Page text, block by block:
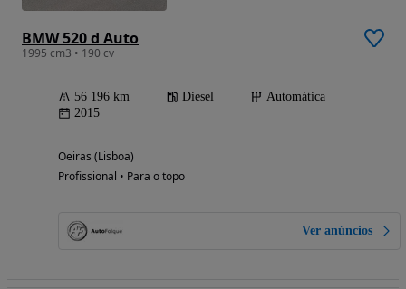
BMW 520 d Auto
1995 cm3 • 190 cv
56 196 km Diesel
Automática
2015
Oeiras (Lisboa)
Profissional • Para o topo
Ver anúncios